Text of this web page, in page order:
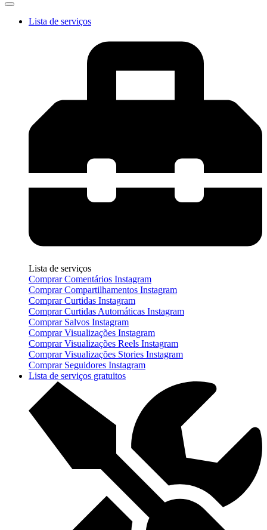
Lista de serviços
Lista de serviços
Comprar Comentários Instagram
Comprar Compartilhamentos Instagram
Comprar Curtidas Instagram
Comprar Curtidas Automáticas Instagram
Comprar Salvos Instagram
Comprar Visualizações Instagram
Comprar Visualizações Reels Instagram
Comprar Visualizações Stories Instagram
Comprar Seguidores Instagram
Lista de serviços gratuitos